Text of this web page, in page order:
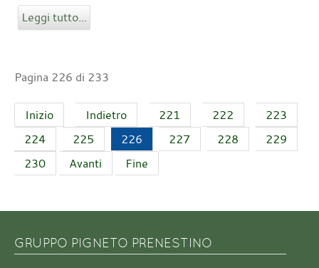
Leggi tutto...
Pagina 226 di 233
Inizio Indietro 221 222
223
224
225 226 227 228
229
230
Avanti Fine
GRUPPO PIGNETO PRENESTINO